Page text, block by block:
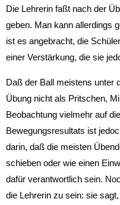
Die Lehrerin faßt nach der
geben. Man kann allerdings
ist es angebracht, die
einer Verstärkung, die sie
Daß der Ball meistens unter
Übung nicht als Pritschen,
Beobachtung vielmehr auf
Bewegungsresultats ist
darin, daß die meisten
schieben oder wie einen
dafür verantwortlich sein.
die Lehrerin zu sein: sie